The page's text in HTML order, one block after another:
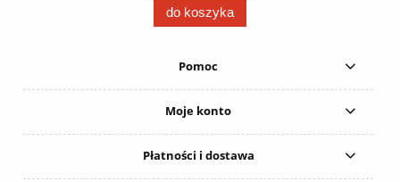
do koszyka
Pomoc
Moje konto
Płatności i dostawa